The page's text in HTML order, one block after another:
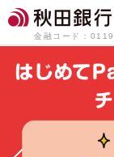
金融コード：0119